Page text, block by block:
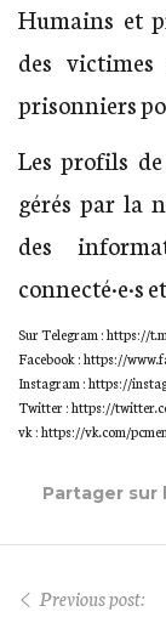
Humains et
des
prisonniers
Les profils
gérés par la
des
connecté·e·s
Sur Telegram :https://
Facebook :https://
Instagram :https://
Twitter :https://
vk :https://vk.com/
Partager sur
Previous post: